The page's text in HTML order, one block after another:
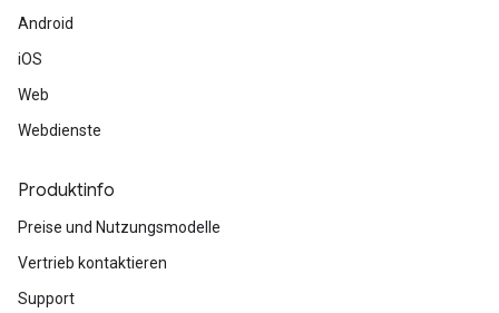
Android
iOS
Web
Webdienste
Produktinfo
Preise und Nutzungsmodelle
Vertrieb kontaktieren
Support